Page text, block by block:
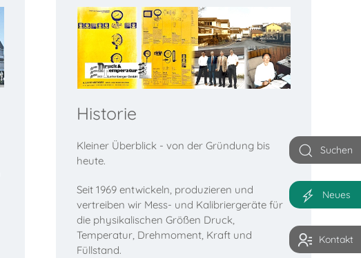
Historie
Kleiner Überblick - von der Gründung bis
heute.
Seit 1969 entwickeln, produzieren und
vertreiben wir Mess- und Kalibriergeräte für
die physikalischen Größen Druck,
Temperatur, Drehmoment, Kraft und
Füllstand.
Suchen
Neues
Kontakt